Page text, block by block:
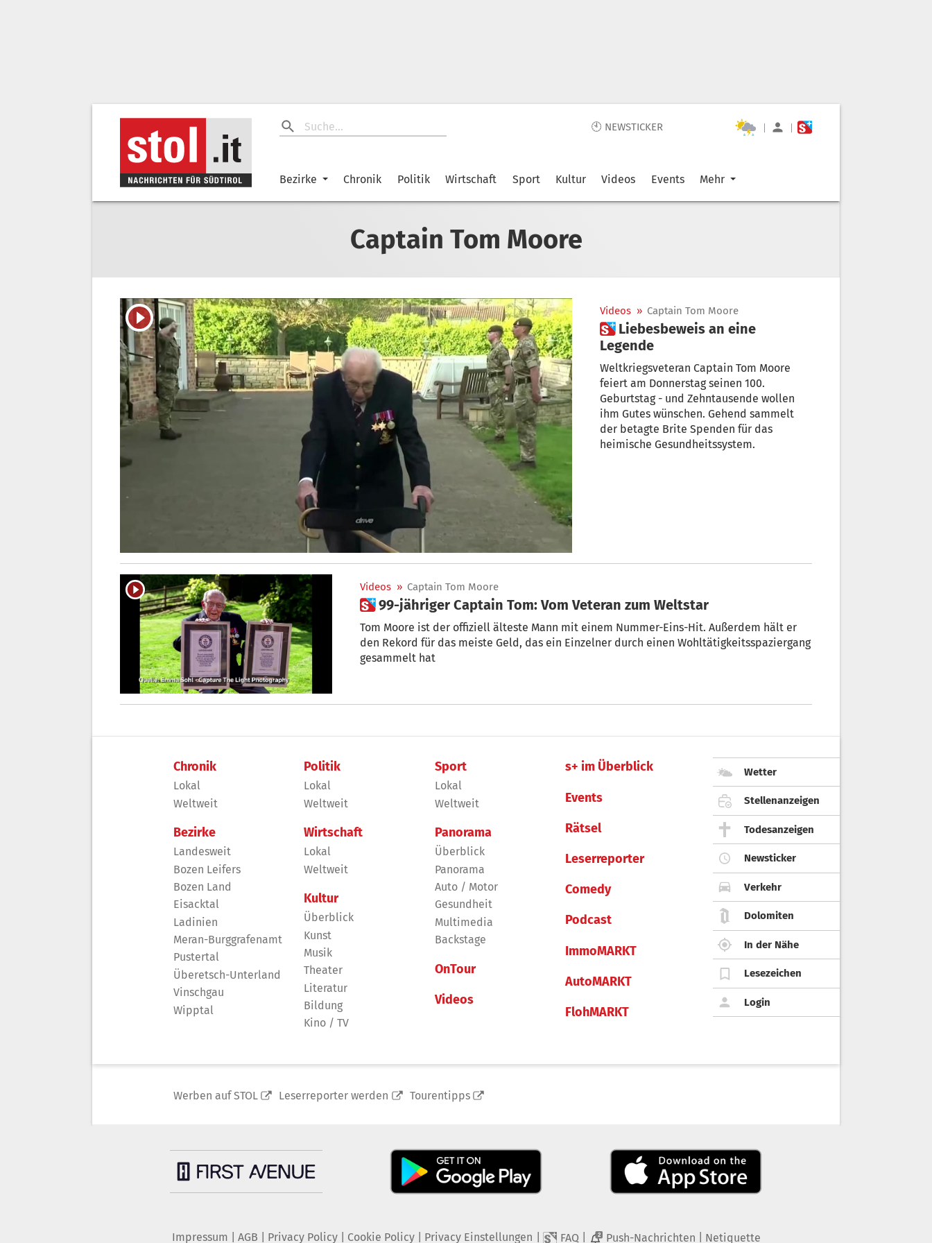
🕙 NEWSTICKER | |
Bezirke Chronik Politik Wirtschaft Sport Kultur Videos Events Mehr
Captain Tom Moore
Videos » Captain Tom Moore
 Liebesbeweis an eine
Legende
Weltkriegsveteran Captain Tom Moore
feiert am Donnerstag seinen 100.
Geburtstag - und Zehntausende wollen
ihm Gutes wünschen. Gehend sammelt
der betagte Brite Spenden für das
heimische Gesundheitssystem.
Videos » Captain Tom Moore
 99-jähriger Captain Tom: Vom Veteran zum Weltstar
Tom Moore ist der offiziell älteste Mann mit einem Nummer-Eins-Hit. Außerdem hält er
den Rekord für das meiste Geld, das ein Einzelner durch einen Wohltätigkeitsspaziergang
gesammelt hat
Chronik
Lokal
Weltweit
Bezirke
Landesweit
Bozen Leifers
Bozen Land
Eisacktal
Ladinien
Meran-Burggrafenamt
Pustertal
Überetsch-Unterland
Vinschgau
Wipptal
Politik
Lokal
Weltweit
Wirtschaft
Lokal
Weltweit
Kultur
Überblick
Kunst
Musik
Theater
Literatur
Bildung
Kino / TV
Sport
Lokal
Weltweit
Panorama
Überblick
Panorama
Auto / Motor
Gesundheit
Multimedia
Backstage
OnTour
Videos
s+ im Überblick
Events
Rätsel
Leserreporter
Comedy
Podcast
ImmoMARKT
AutoMARKT
FlohMARKT
Wetter
Stellenanzeigen
Todesanzeigen
Newsticker
Verkehr
Dolomiten
In der Nähe
Lesezeichen
Login
Werben auf STOL Leserreporter werden Tourentipps
Impressum AGB Privacy Policy| Cookie Policy| Privacy Einstellungen FAQ 2 Push-Nachrichten Netiquette